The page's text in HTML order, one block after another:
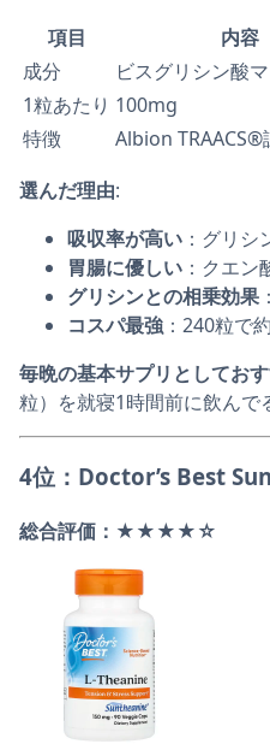
項目
内容
成分
ビスグリシン酸
1粒あたり 100mg
特徴
Albion TRAACS®
選んだ理由:
吸収率が高い ：グリ
胃腸に優しい ：クエ
グリシンとの相乗効果
コスパ最強 ：240粒で
毎晩の基本サプリとしてお
粒）を就寝1時間前に飲んで
4位：Doctor’s Best
総合評価：★★★★☆
Doctor's Best,